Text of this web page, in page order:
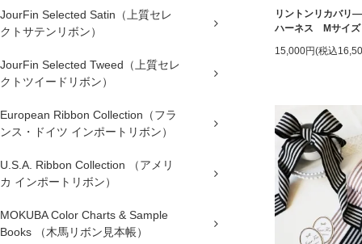
JourFin Selected Satin（上質セレ
クトサテンリボン）
JourFin Selected Tweed（上質セレ
クトツイードリボン）
European Ribbon Collection（フラ
ンス・ドイツ インポートリボン）
U.S.A. Ribbon Collection （アメリ
カ インポートリボン）
MOKUBA Color Charts & Sample
Books （木馬リボン見本帳）
リントンリカバリ
ハーネス Mサイズ
15,000円(税込